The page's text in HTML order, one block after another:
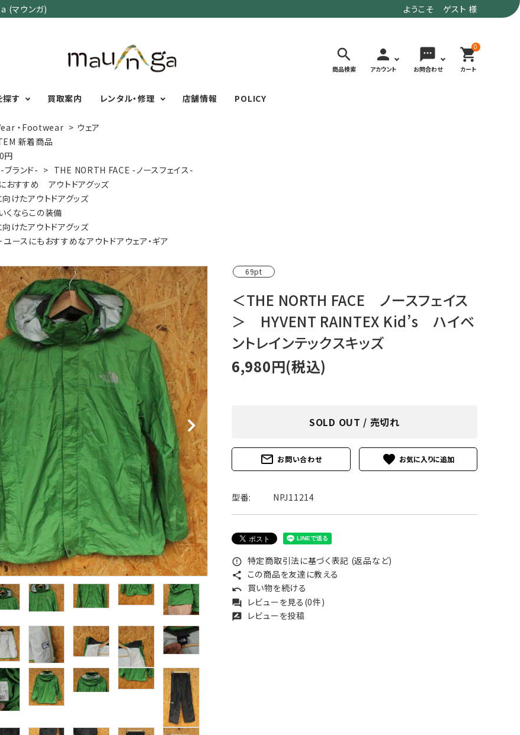
(マウンガ) ようこそ ゲスト 様
search
商品検索
person
アカウント
sms
お問合わせ
0
shopping_cart
カート
探す
カテゴリーで選ぶ
Men's Wear
Women's Wear
Kid's Wear
Wear Accessory
Foot Wear
OtherBags
Cooking Gear
Sleeping Gear
Tent ＆ Shelter
Camping Gear
Field Gear
Climb ＆ Alpine
Gear
Books＆Others
River Sports
サイズで選ぶ
MENS
XXSXSSMLXL
XXSXSSMLXL
特集で選ぶ
春・夏に向けたアウトドアグ
ッズ
冬期・雪山に向けたウェア・
ギア
テント泊山行に向けたギ
ア！
沢登りに向けたウェア・ギ
ア！
トレイルラン向けウェア・ギ
ア！
キャンプに向けたギア！
ミリタリーライン・ミリタリー
買取案内 レンタル・修理 店舗情報 POLICY
・Footwear > ウェア
新着商品
円
ランド- > THE NORTH FACE -ノースフェイス-
おすすめ アウトドアグッズ
向けたアウトドアグッズ
くならこの装備
向けたアウトドアグッズ
ユースにもおすすめなアウトドアウェア・ギア
69pt
＜THE NORTH FACE ノースフェイス
＞ HYVENT RAINTEX Kid’s ハイベ
ントレインテックスキッズ
6,980円(税込)
SOLD OUT / 売切れ
mail_outline お問い合わせ favorite
型番: NPJ11214
error_outline 特定商取引法に基づく表記 (返品など)
share この商品を友達に教える
undo 買い物を続ける
forum レビューを見る(0件)
rate_review レビューを投稿